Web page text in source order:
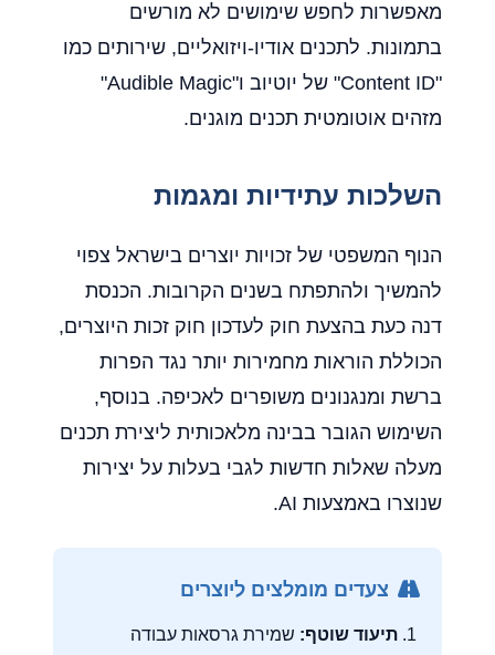
מאפשרות לחפש שימושים לא מורשים
בתמונות. לתכנים אודיו-ויזואליים, שירותים כמו
"Content ID" של יוטיוב ו"Audible Magic"
מזהים אוטומטית תכנים מוגנים.
השלכות עתידיות ומגמות
הנוף המשפטי של זכויות יוצרים בישראל צפוי
להמשיך ולהתפתח בשנים הקרובות. הכנסת
דנה כעת בהצעת חוק לעדכון חוק זכות היוצרים,
הכוללת הוראות מחמירות יותר נגד הפרות
ברשת ומנגנונים משופרים לאכיפה. בנוסף,
השימוש הגובר בבינה מלאכותית ליצירת תכנים
מעלה שאלות חדשות לגבי בעלות על יצירות
שנוצרו באמצעות AI.
צעדים מומלצים ליוצרים
תיעוד שוטף: שמירת גרסאות עבודה